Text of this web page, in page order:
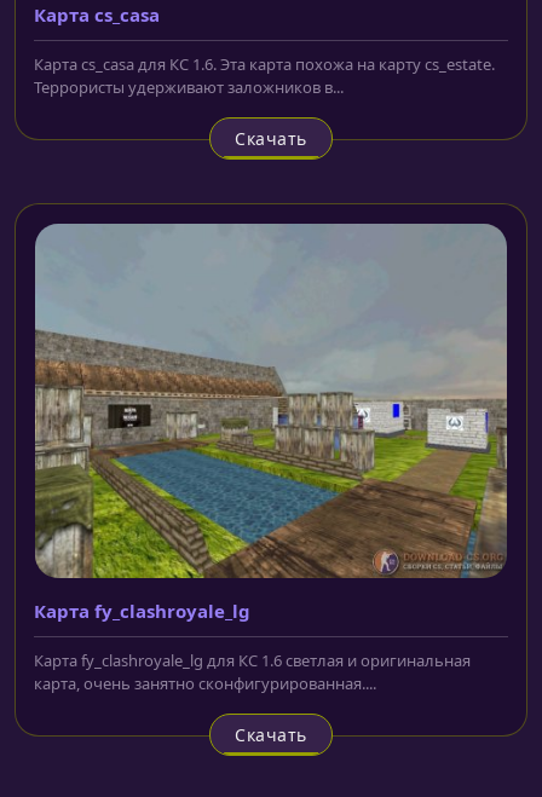
Карта cs_casa
Карта cs_casa для КС 1.6. Эта карта похожа на карту cs_estate.
Террористы удерживают заложников в...
Скачать
Карта fy_clashroyale_lg
Карта fy_clashroyale_lg для КС 1.6 светлая и оригинальная
карта, очень занятно сконфигурированная....
Скачать